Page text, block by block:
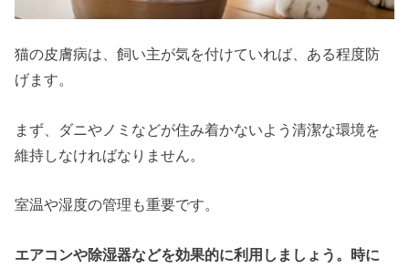
猫の皮膚病は、飼い主が気を付けていれば、ある程度防
げます。
まず、ダニやノミなどが住み着かないよう清潔な環境を
維持しなければなりません。
室温や湿度の管理も重要です。
エアコンや除湿器などを効果的に利用しましょう。時に